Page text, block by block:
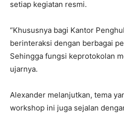
setiap kegiatan resmi.
“Khususnya bagi Kantor
berinteraksi dengan berbagai
Sehingga fungsi keprotokolan
ujarnya.
Alexander melanjutkan, tema
workshop ini juga sejalan